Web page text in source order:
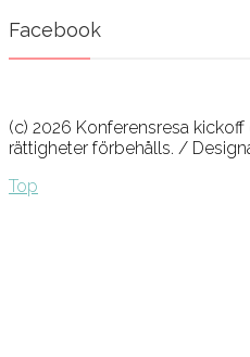
Facebook
(c) 2026 Konferensresa
rättigheter förbehålls. /
Top